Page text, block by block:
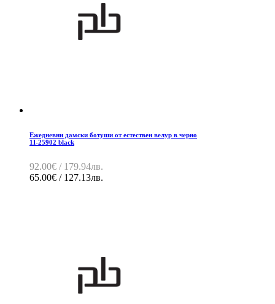
Ежедневни дамски ботуши от естествен велур в черно
1I-25902 black
92.00€ / 179.94лв.
65.00€ / 127.13лв.